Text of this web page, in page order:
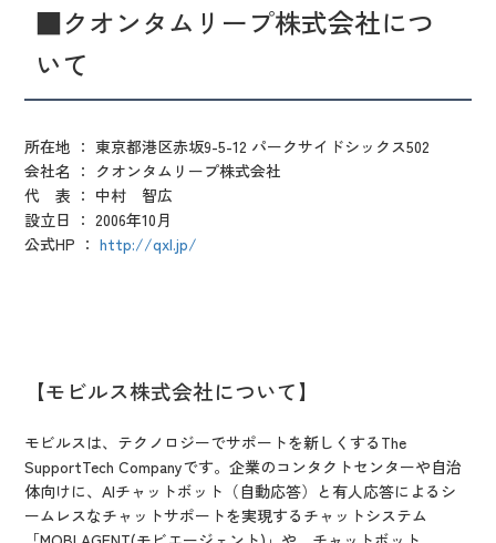
■クオンタムリープ株式会社につ
いて
所在地 ： 東京都港区赤坂9-5-12 パークサイドシックス502
会社名 ： クオンタムリープ株式会社
代 表 ： 中村 智広
設立日 ： 2006年10月
公式HP ：http://qxl.jp/
【モビルス株式会社について】
モビルスは、テクノロジーでサポートを新しくするThe
SupportTech Companyです。企業のコンタクトセンターや自治
体向けに、AIチャットボット（自動応答）と有人応答によるシ
ームレスなチャットサポートを実現するチャットシステム